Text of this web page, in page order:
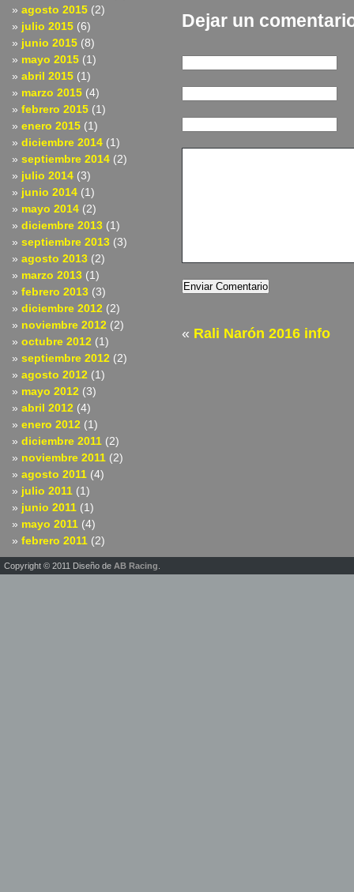
agosto 2015 (2)
julio 2015 (6)
junio 2015 (8)
mayo 2015 (1)
abril 2015 (1)
marzo 2015 (4)
febrero 2015 (1)
enero 2015 (1)
diciembre 2014 (1)
septiembre 2014 (2)
julio 2014 (3)
junio 2014 (1)
mayo 2014 (2)
diciembre 2013 (1)
septiembre 2013 (3)
agosto 2013 (2)
marzo 2013 (1)
febrero 2013 (3)
diciembre 2012 (2)
noviembre 2012 (2)
octubre 2012 (1)
septiembre 2012 (2)
agosto 2012 (1)
mayo 2012 (3)
abril 2012 (4)
enero 2012 (1)
diciembre 2011 (2)
noviembre 2011 (2)
agosto 2011 (4)
julio 2011 (1)
junio 2011 (1)
mayo 2011 (4)
febrero 2011 (2)
Dejar un
« Rali Narón 2016 info
Copyright © 2011 Diseño de AB Racing